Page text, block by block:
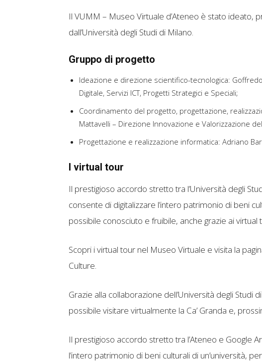
Il VUMM – Museo Virtuale d’Ateneo è stato ideato,
dall’Università degli Studi di Milano.
Gruppo di progetto
Ideazione e direzione scientifico-tecnologica:
Digitale, Servizi ICT, Progetti Strategici e Speciali;
Coordinamento del progetto, progettazione,
Mattavelli – Direzione Innovazione e Valorizzazione
Progettazione e realizzazione informatica: Adriano
I virtual tour
Il prestigioso accordo stretto tra l’Università degli
consente di digitalizzare l’intero patrimonio di beni
possibile conosciuto e fruibile, anche grazie ai
Scopri i virtual tour nel Museo Virtuale e visita la
Culture.
Grazie alla collaborazione dell’Università degli Studi
possibile visitare virtualmente la Ca’ Granda e,
Il prestigioso accordo stretto tra l’Ateneo e Google
l’intero patrimonio di beni culturali di un’università,